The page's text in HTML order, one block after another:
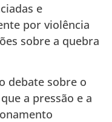
e
por violência
sobre a quebra
debate sobre o
a pressão e a